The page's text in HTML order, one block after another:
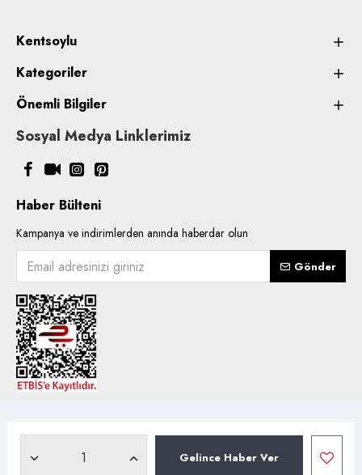
Gelince Haber Ver
Kentsoylu
Kategoriler
Önemli Bilgiler
Sosyal Medya Linklerimiz
Haber Bülteni
Kampanya ve indirimlerden anında haberdar olun
Gönder